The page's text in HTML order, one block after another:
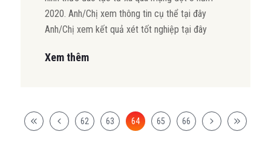
2020. Anh/Chị xem thông tin cụ thể tại đây
Anh/Chị xem kết quả xét tốt nghiệp tại đây
Xem thêm
62 63 64 65 66